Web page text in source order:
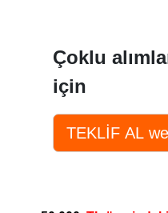
Çoklu
için